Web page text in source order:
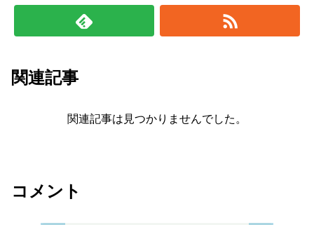
関連記事
関連記事は見つかりませんでした。
コメント